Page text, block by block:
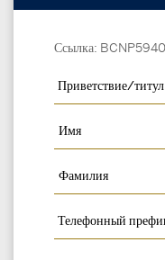
Ссылка: BCNP5940